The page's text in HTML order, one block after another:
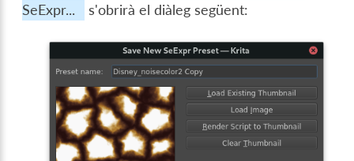
SeExpr...
s'obrirà el diàleg següent: